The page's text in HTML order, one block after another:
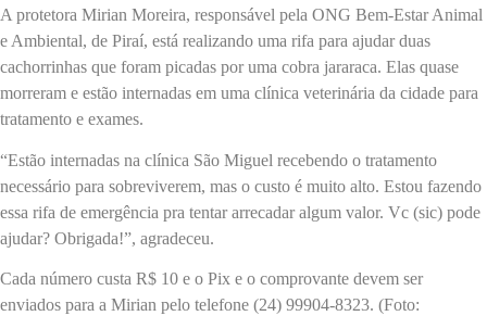
A protetora Mirian Moreira, responsável pela ONG Bem-Estar Animal
e Ambiental, de Piraí, está realizando uma rifa para ajudar duas
cachorrinhas que foram picadas por uma cobra jararaca. Elas quase
morreram e estão internadas em uma clínica veterinária da cidade para
tratamento e exames.
“Estão internadas na clínica São Miguel recebendo o tratamento
necessário para sobreviverem, mas o custo é muito alto. Estou fazendo
essa rifa de emergência pra tentar arrecadar algum valor. Vc (sic) pode
ajudar? Obrigada!”, agradeceu.
Cada número custa R$ 10 e o Pix e o comprovante devem ser
enviados para a Mirian pelo telefone (24) 99904-8323. (Foto: